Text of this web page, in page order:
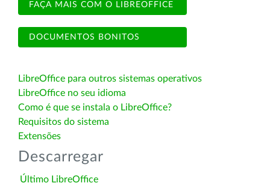
FAÇA MAIS COM O LIBREOFFICE
DOCUMENTOS BONITOS
LibreOffice para outros sistemas operativos
LibreOffice no seu idioma
Como é que se instala o LibreOffice?
Requisitos do sistema
Extensões
Descarregar
Último LibreOffice